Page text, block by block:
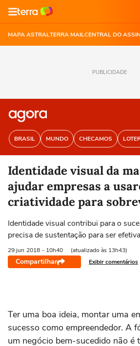
MAPA ASTRALTERRA MAILCENTRAL DO
PUBLICIDADE
BRASIL MUNDO CHECAMOS
Identidade visual da
ajudar empresas a
criatividade para
Identidade visual contribui para o
precisa de sustentação para ser efetiva
29 jun 2018 - 10h40 (atualizado às 13h43)
Compartilhar Exibir comentários
Ter uma boa ideia, montar uma
sucesso como empreendedor. A
um negócio bem-sucedido não é